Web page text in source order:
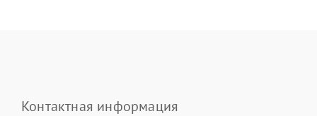
Контактная информация